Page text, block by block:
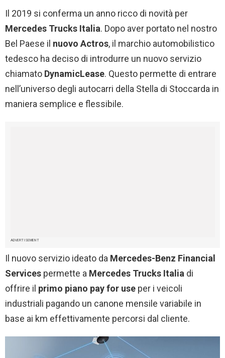
Il 2019 si conferma un anno ricco di novità per
Mercedes Trucks Italia. Dopo aver portato nel nostro
Bel Paese il nuovo Actros, il marchio automobilistico
tedesco ha deciso di introdurre un nuovo servizio
chiamato DynamicLease. Questo permette di entrare
nell’universo degli autocarri della Stella di Stoccarda in
maniera semplice e flessibile.
ADVERTISEMENT
Il nuovo servizio ideato da Mercedes-Benz Financial
Services permette a Mercedes Trucks Italia di
offrire il primo piano pay for use per i veicoli
industriali pagando un canone mensile variabile in
base ai km effettivamente percorsi dal cliente.